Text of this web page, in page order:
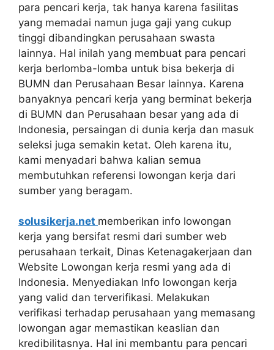
para pencari kerja, tak hanya karena fasilitas
yang memadai namun juga gaji yang cukup
tinggi dibandingkan perusahaan swasta
lainnya. Hal inilah yang membuat para pencari
kerja berlomba-lomba untuk bisa bekerja di
BUMN dan Perusahaan Besar lainnya. Karena
banyaknya pencari kerja yang berminat bekerja
di BUMN dan Perusahaan besar yang ada di
Indonesia, persaingan di dunia kerja dan masuk
seleksi juga semakin ketat. Oleh karena itu,
kami menyadari bahwa kalian semua
membutuhkan referensi lowongan kerja dari
sumber yang beragam.
solusikerja.net memberikan info lowongan
kerja yang bersifat resmi dari sumber web
perusahaan terkait, Dinas Ketenagakerjaan dan
Website Lowongan kerja resmi yang ada di
Indonesia. Menyediakan Info lowongan kerja
yang valid dan terverifikasi. Melakukan
verifikasi terhadap perusahaan yang memasang
lowongan agar memastikan keaslian dan
kredibilitasnya. Hal ini membantu para pencari